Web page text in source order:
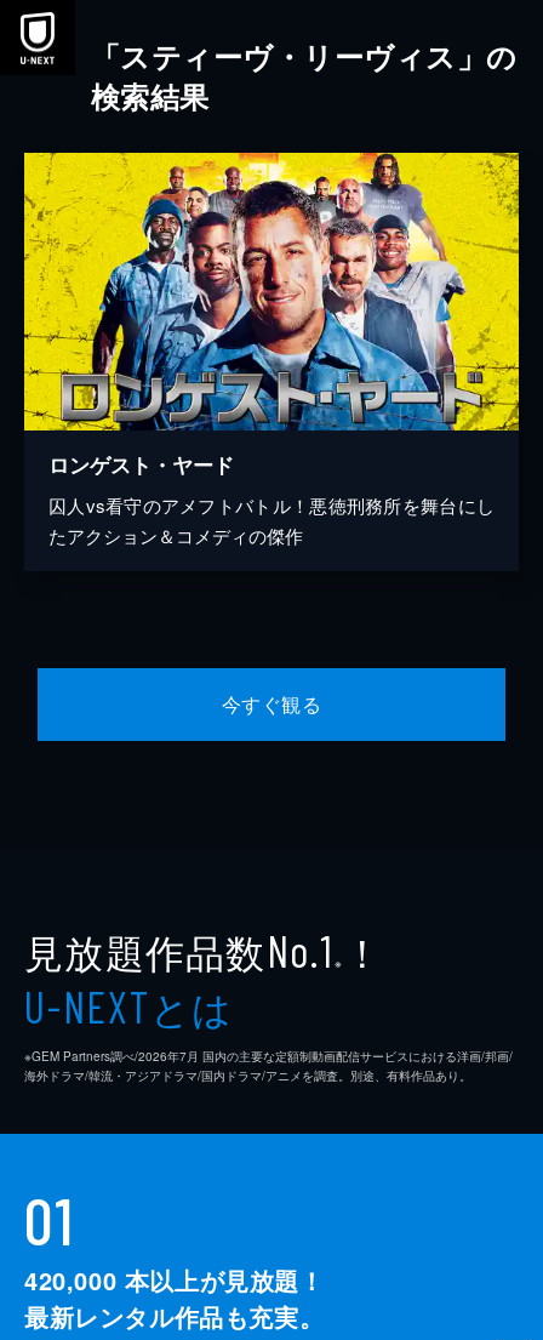
本文へスキップ
「スティーヴ・リーヴィス」の
検索結果
ロンゲスト・ヤード
囚人vs看守のアメフトバトル！悪徳刑務所を舞台にし
たアクション＆コメディの傑作
今すぐ観る
見放題作品数No.1 ※ ！
U-NEXTとは
※GEM Partners調べ/2026年7⽉ 国内の主要な定額制動画配信サービスにおける洋画/邦画/
海外ドラマ/韓流・アジアドラマ/国内ドラマ/アニメを調査。別途、有料作品あり。
01
420,000 本以上が見放題！
最新レンタル作品も充実。